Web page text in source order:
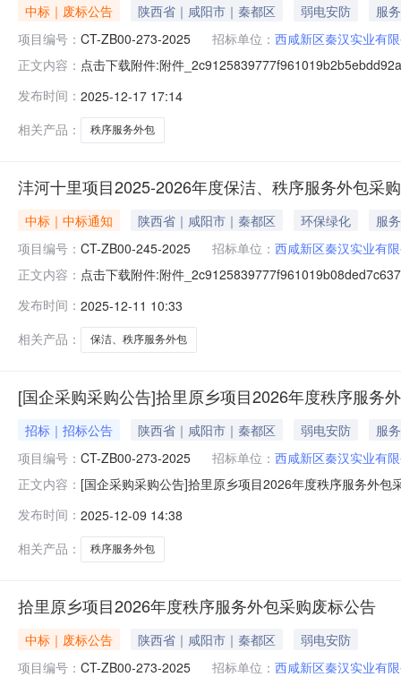
中标｜废标公告 陕西省｜咸阳市｜秦都区 弱电安防
服务
项目编号： CT-ZB00-273-2025 招标单位： 西咸新区秦汉实业有
正文内容： 点击下载附件:附件
发布时间： 2025-12-17 17:14
相关产品：
秩序服务外包
沣河十里项目2025-2026年度保洁、秩序服务外包采
中标｜中标通知 陕西省｜咸阳市｜秦都区 环保绿化
服务
项目编号： CT-ZB00-245-2025 招标单位： 西咸新区秦汉实业有
正文内容： 点击下载附件:附件
发布时间： 2025-12-11 10:33
相关产品：
保洁、秩序服务外包
[国企采购采购公告]拾里原乡项目2026年度秩序服务
招标｜招标公告 陕西省｜咸阳市｜秦都区 弱电安防
服务
项目编号： CT-ZB00-273-2025 招标单位： 西咸新区秦汉实业有
正文内容： [国企采购采购公告]拾里原乡项目2026年度秩序服务外
和招标范围规模：为保障项目秩序服务的正常开展，现
本次招
发布时间： 2025-12-09 14:38
相关产品：
秩序服务外包
拾里原乡项目2026年度秩序服务外包采购废标公告
中标｜废标公告 陕西省｜咸阳市｜秦都区
弱电安防
项目编号： CT-ZB00-273-2025 招标单位： 西咸新区秦汉实业有